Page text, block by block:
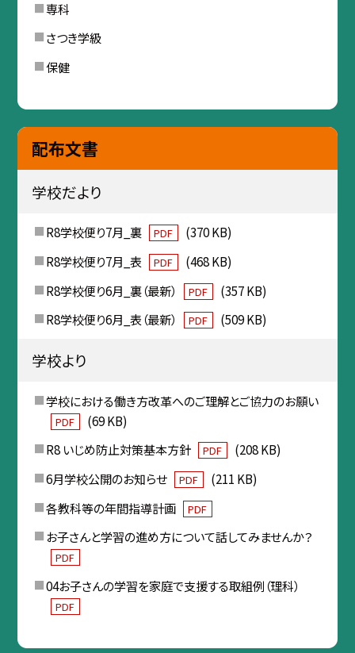
専科
さつき学級
保健
配布文書
学校だより
R8学校便り7月_裏 PDF
(370 KB)
R8学校便り7月_表
PDF
(468 KB)
R8学校便り6月_裏（最新）
PDF
(357 KB)
R8学校便り6月_表（最新）
PDF (509 KB)
学校より
学校における働き方改革へのご理解とご協力のお願い
PDF
(69 KB)
R8 いじめ防止対策基本方針
PDF
(208 KB)
6月学校公開のお知らせ
PDF
(211 KB)
各教科等の年間指導計画
PDF
お子さんと学習の進め方について話してみませんか？
PDF
04お子さんの学習を家庭で支援する取組例（理科）
PDF